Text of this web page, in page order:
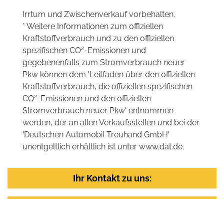
Irrtum und Zwischenverkauf vorbehalten.
* Weitere Informationen zum offiziellen
Kraftstoffverbrauch und zu den offiziellen
spezifischen CO2-Emissionen und
gegebenenfalls zum Stromverbrauch neuer
Pkw können dem 'Leitfaden über den offiziellen
Kraftstoffverbrauch, die offiziellen spezifischen
CO2-Emissionen und den offiziellen
Stromverbrauch neuer Pkw' entnommen
werden, der an allen Verkaufsstellen und bei der
'Deutschen Automobil Treuhand GmbH'
unentgeltlich erhältlich ist unter www.dat.de.
Ihr Kontakt zu uns: